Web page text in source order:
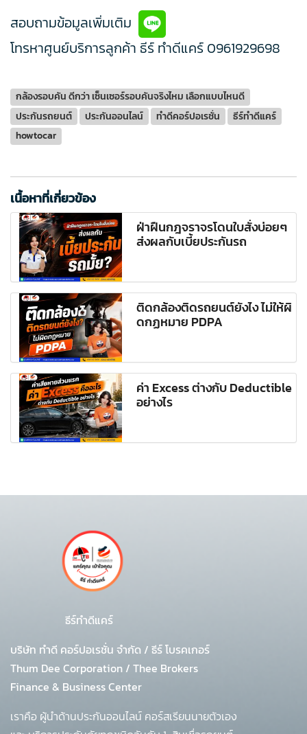
สอบถามข้อมูลเพิ่มเติม
โทรหาศูนย์บริการลูกค้า ธีร์ ทำดีแคร์ 0961929698
กล้องรอบคัน ดีกว่า เซ็นเซอร์รอบคันจริงไหม เลือกแบบไหนดี
ประกันรถยนต์
ประกันออนไลน์ ทำดีคอร์ปอเรชั่น
ธีร์ทำดีแคร์
howtocar
เนื้อหาที่เกี่ยวข้อง
ฝ่าฝืนกฎจราจรโดนใบสั่งบ่อยๆ
ส่งผลกับเบี้ยประกันรถ
ติดกล้องติดรถยนต์ยังไง ไม่ให้ผิ
ดกฏหมาย PDPA
ค่า Excess ต่างกับ Deductible
อย่างไร
ธีร์ทำดีแคร์
บริษัท ทำดี คอร์ปอเรชั่น จำกัด / ธีร์ โบรคเกอร์
Thum Dee Corporation / Thee Brokers
Finance & Business Center
เราคือ ผู้นำด้านประกันออนไลน์ คอร์สเรียนนายตัวเอง